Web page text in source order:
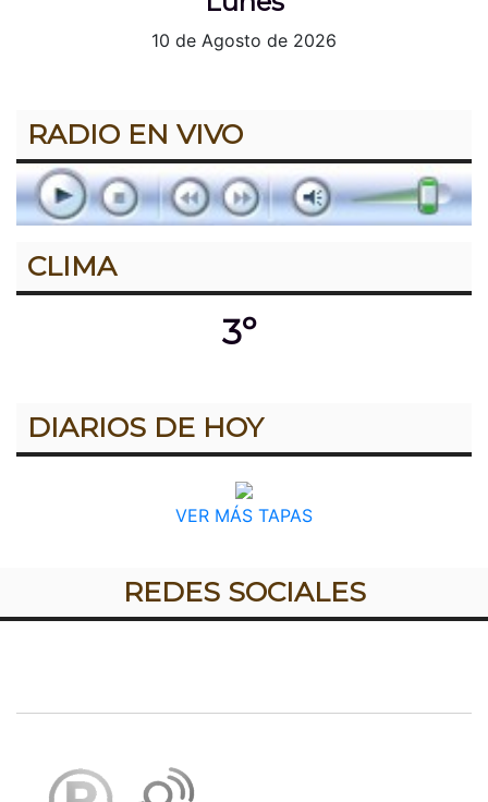
10 de Agosto de 2026
RADIO EN VIVO
CLIMA
3º
DIARIOS DE HOY
VER MÁS TAPAS
REDES SOCIALES